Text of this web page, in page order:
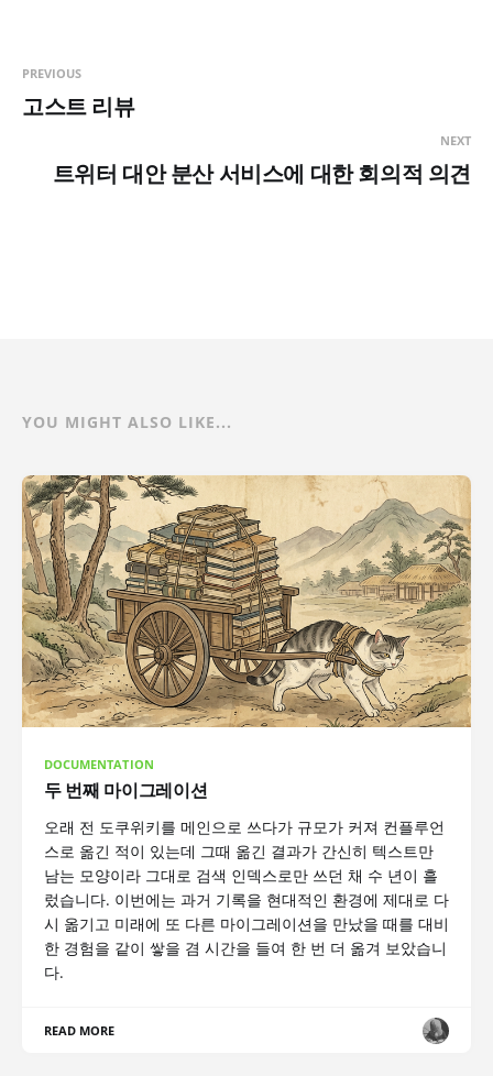
PREVIOUS
고스트 리뷰
NEXT
트위터 대안 분산 서비스에 대한 회의적 의견
YOU MIGHT ALSO LIKE...
DOCUMENTATION
두 번째 마이그레이션
오래 전 도쿠위키를 메인으로 쓰다가 규모가 커져 컨플루언
스로 옮긴 적이 있는데 그때 옮긴 결과가 간신히 텍스트만
남는 모양이라 그대로 검색 인덱스로만 쓰던 채 수 년이 흘
렀습니다. 이번에는 과거 기록을 현대적인 환경에 제대로 다
시 옮기고 미래에 또 다른 마이그레이션을 만났을 때를 대비
한 경험을 같이 쌓을 겸 시간을 들여 한 번 더 옮겨 보았습니
다.
READ MORE